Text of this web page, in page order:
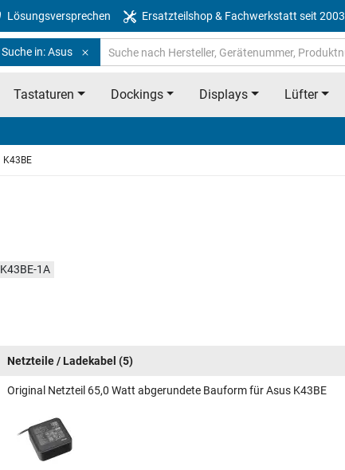
Lösungsversprechen Ersatzteilshop & Fachwerkstatt seit 2003
Suche in: Asus
Tastaturen Dockings Displays Lüfter
K43BE
K43BE-1A
Netzteile / Ladekabel (5)
Original Netzteil 65,0 Watt abgerundete Bauform für Asus K43BE